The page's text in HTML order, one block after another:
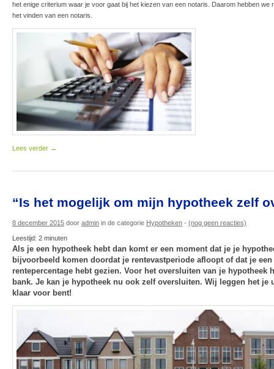
het enige criterium waar je voor gaat bij het kiezen van een notaris. Daarom hebben we
het vinden van een notaris.
Lees verder →
“Is het mogelijk om mijn hypotheek zelf
8 december 2015 door admin in de categorie Hypotheken - (nog geen reacties)
Leestijd: 2 minuten
Als je een hypotheek hebt dan komt er een moment dat je je
bijvoorbeeld komen doordat je rentevastperiode afloopt of dat je
rentepercentage hebt gezien. Voor het oversluiten van je hypotheek
bank. Je kan je hypotheek nu ook zelf oversluiten. Wij leggen het je
klaar voor bent!